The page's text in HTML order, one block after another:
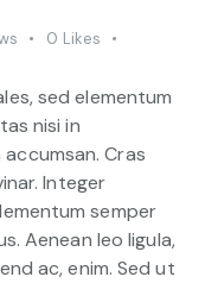
0 Likes
sed elementum
nisi in
Cras
Integer
semper
Aenean leo ligula,
ac, enim. Sed ut